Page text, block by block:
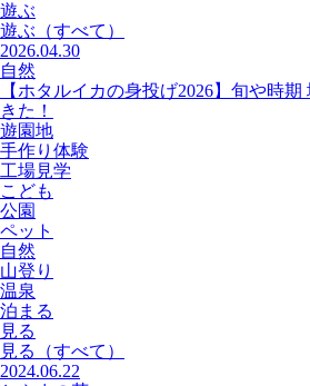
遊ぶ
遊ぶ （すべて）
2026.04.30
自然
【ホタルイカの身投げ2026】旬や時
きた！
遊園地
手作り体験
工場見学
こども
公園
ペット
自然
山登り
温泉
泊まる
見る
見る
（すべて）
2024.06.22